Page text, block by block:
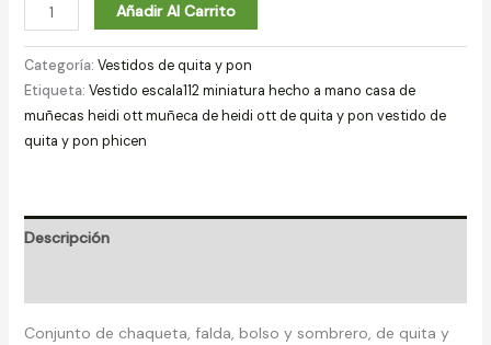
Añadir Al Carrito
Categoría: Vestidos de quita y pon
Etiqueta: Vestido escala112 miniatura hecho a mano casa de
muñecas heidi ott muñeca de heidi ott de quita y pon vestido de
quita y pon phicen
Descripción
Conjunto de chaqueta, falda, bolso y sombrero, de quita y